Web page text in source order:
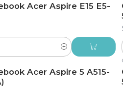
Acer Aspire E15 E5-
Acer Aspire 5 A515-